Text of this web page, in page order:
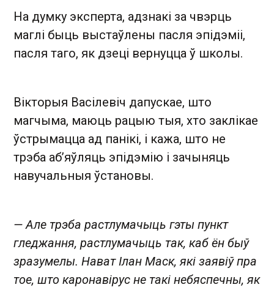
На думку эксперта, адзнакі за чвэрць
маглі быць выстаўлены пасля эпідэміі,
пасля таго, як дзеці вернуцца ў школы.
Вікторыя Васілевіч дапускае, што
магчыма, маюць рацыю тыя, хто заклікае
ўстрымацца ад панікі, і кажа, што не
трэба аб’яўляць эпідэмію і зачыняць
навучальныя ўстановы.
— Але трэба растлумачыць гэты пункт
гледжання, растлумачыць так, каб ён быў
зразумелы. Нават Ілан Маск, які заявіў пра
тое, што каронавірус не такі небяспечны, як